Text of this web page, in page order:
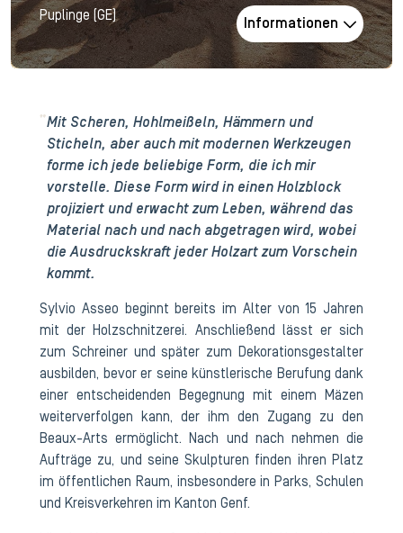
Puplinge (GE)
Informationen
Mit Scheren, Hohlmeißeln, Hämmern und
Sticheln, aber auch mit modernen Werkzeugen
forme ich jede beliebige Form, die ich mir
vorstelle. Diese Form wird in einen Holzblock
projiziert und erwacht zum Leben, während das
Material nach und nach abgetragen wird, wobei
die Ausdruckskraft jeder Holzart zum Vorschein
kommt.
Sylvio Asseo beginnt bereits im Alter von 15 Jahren
mit der Holzschnitzerei. Anschließend lässt er sich
zum Schreiner und später zum Dekorationsgestalter
ausbilden, bevor er seine künstlerische Berufung dank
einer entscheidenden Begegnung mit einem Mäzen
weiterverfolgen kann, der ihm den Zugang zu den
Beaux-Arts ermöglicht. Nach und nach nehmen die
Aufträge zu, und seine Skulpturen finden ihren Platz
im öffentlichen Raum, insbesondere in Parks, Schulen
und Kreisverkehren im Kanton Genf.